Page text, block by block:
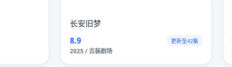
长安旧梦
8.9
更新至42集
2025 / 古装剧场